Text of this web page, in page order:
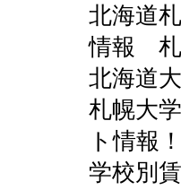
北海道
情報 札
北海道
札幌大
ト情報
学校別